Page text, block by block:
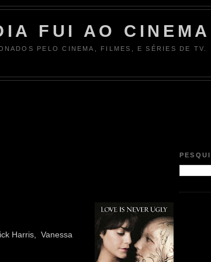
FUI AO CINEMA
PELO CINEMA, FILMES, E SÉRIES DE TV.
Harris, Vanessa